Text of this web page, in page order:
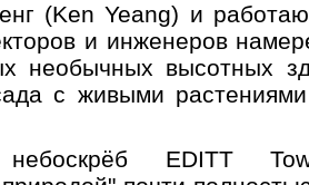
(Ken Yeang) и
и инженеров
необычных высотных
с живыми
небоскрёб EDITT